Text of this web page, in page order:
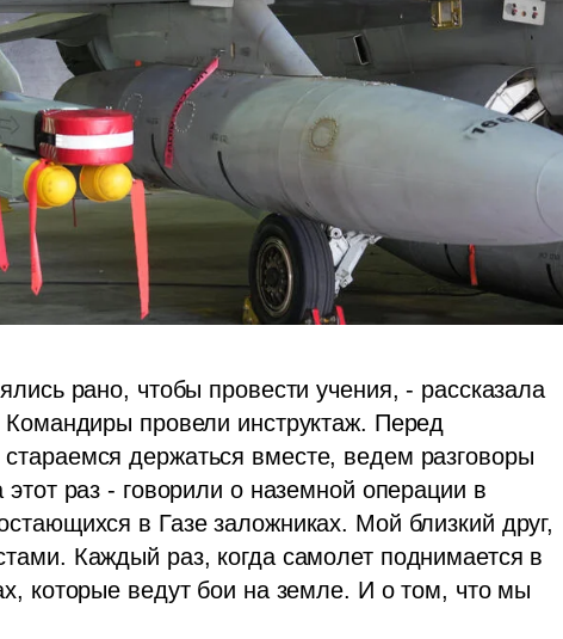
рано, чтобы провести учения, - рассказала
провели инструктаж. Перед
держаться вместе, ведем разговоры
раз - говорили о наземной операции в
в Газе заложниках. Мой близкий друг,
Каждый раз, когда самолет поднимается в
которые ведут бои на земле. И о том, что мы